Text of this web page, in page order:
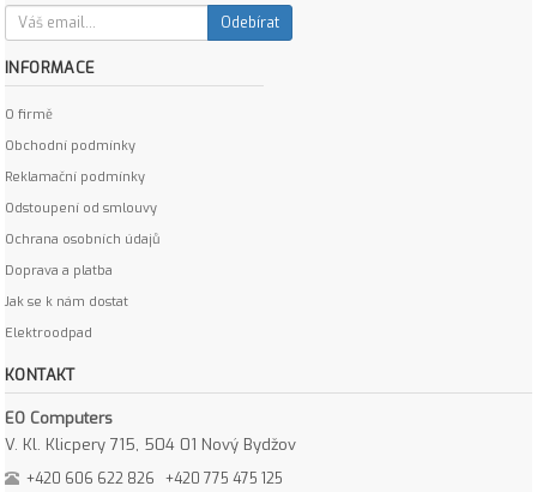
Odebírat
INFORMACE
O firmě
Obchodní podmínky
Reklamační podmínky
Odstoupení od smlouvy
Ochrana osobních údajů
Doprava a platba
Jak se k nám dostat
Elektroodpad
KONTAKT
EO Computers
V. Kl. Klicpery 715, 504 01 Nový Bydžov
+420 606 622 826 +420 775 475 125